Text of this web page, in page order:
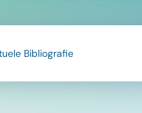
Bibliografie